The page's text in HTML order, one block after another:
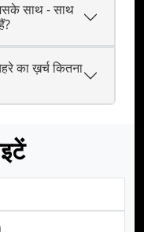
साथ - साथ
का ख़र्च कितना